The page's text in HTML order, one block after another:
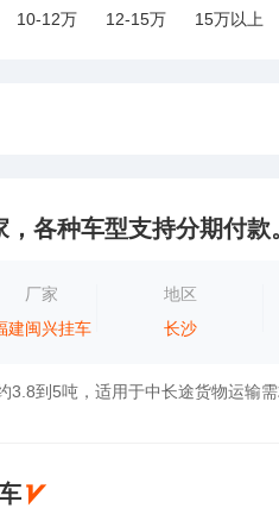
10-12万 12-15万 15万以上
各种车型支持分期付款
厂家
建闽兴挂车
地区
长沙